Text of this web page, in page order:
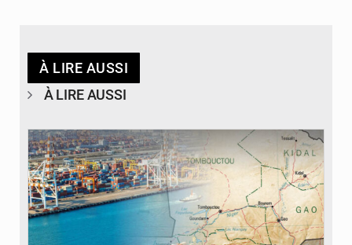
À LIRE AUSSI
À LIRE AUSSI
© JDM